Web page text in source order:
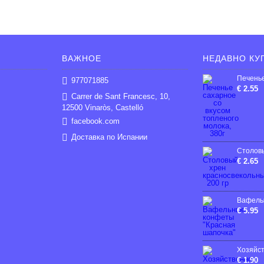
ВАЖНОЕ
977071885
Carrer de Sant Francesc, 10,
12500 Vinaròs, Castelló
facebook.com
Доставка по Испании
НЕДАВНО
€ 2.55
€ 2.65
€ 5.95
€ 1.90